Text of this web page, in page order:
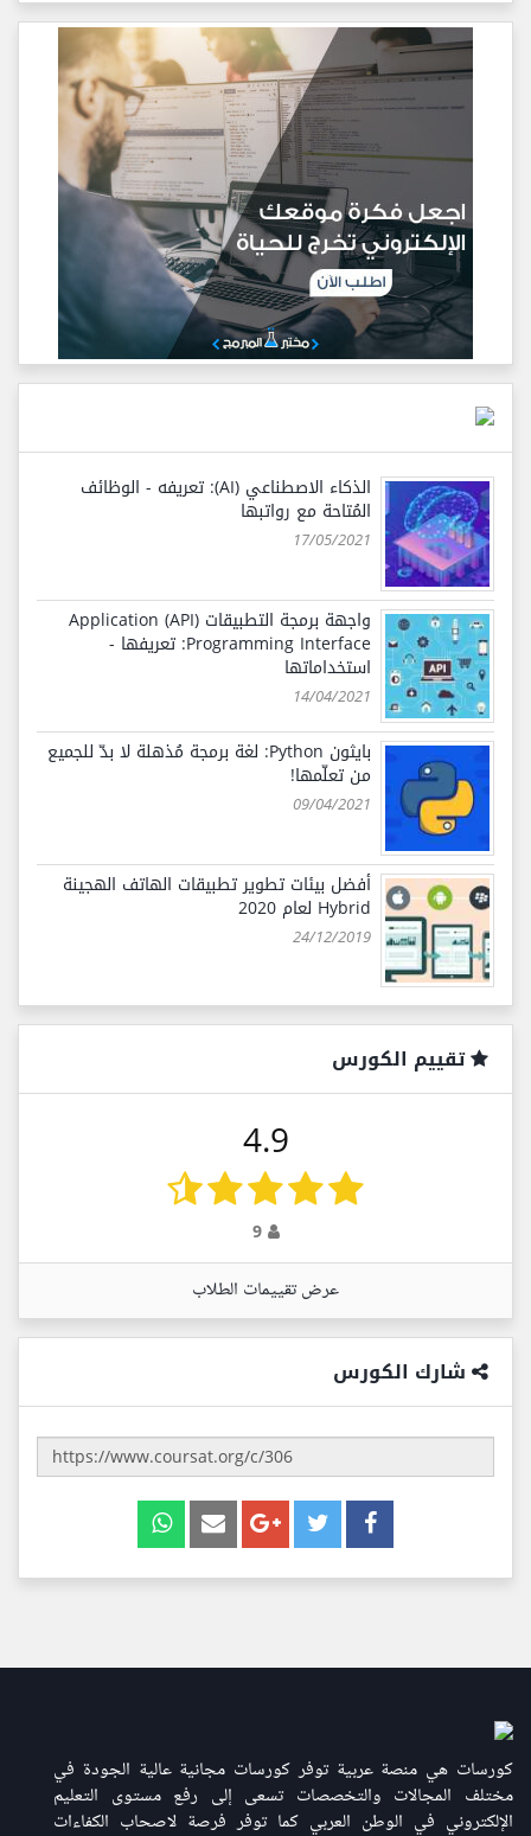
الذكاء الاصطناعي (AI): تعريفه - الوظائف
المُتاحة مع رواتبها
17/05/2021
واجهة برمجة التطبيقات (API) Application
Programming Interface: تعريفها -
استخداماتها
14/04/2021
بايثون Python: لغة برمجة مُذهلة لا بدّ للجميع
من تعلّمها!
09/04/2021
أفضل بيئات تطوير تطبيقات الهاتف الهجينة
Hybrid لعام 2020
24/12/2019
تقييم الكورس
4.9
9
عرض تقييمات الطلاب
شارك الكورس
كورسات هي منصة عربية توفر كورسات مجانية عالية الجودة في
مختلف المجالات والتخصصات تسعى إلى رفع مستوى التعليم
الإلكتروني في الوطن العربي كما توفر فرصة لاصحاب الكفاءات